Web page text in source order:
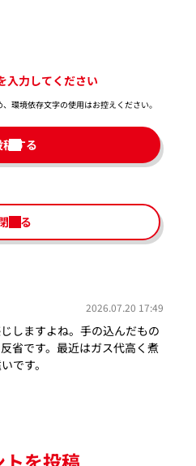
入力してください
環境依存文字の使用はお控えください。​
稿する
じる
2026.07.20 17:49
しますよね。手の込んだもの
省です。最近はガス代高く煮
です。